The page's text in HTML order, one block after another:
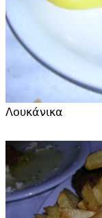
Λουκάνικα